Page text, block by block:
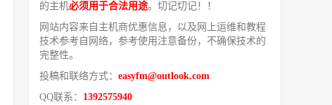
的主机必须用于合法用途。切记切记！！
网站内容来自主机商优惠信息，以及网上运维和教程
技术参考自网络，参考使用注意备份，不确保技术的
完整性。
投稿和联络方式： easyfm@outlook.com
QQ联系： 1392575940